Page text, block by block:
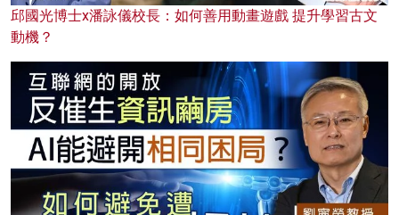
邱國光博士x潘詠儀校長：如何善用動畫遊戲 提升學習古文
動機？